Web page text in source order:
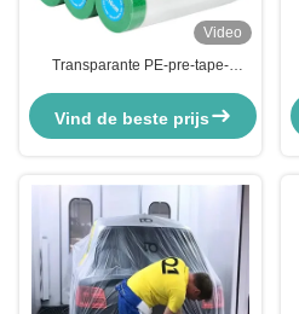
Video
Transparante PE-pre-tape-
kunststof voor meubelbedekking
Vind de beste prijs